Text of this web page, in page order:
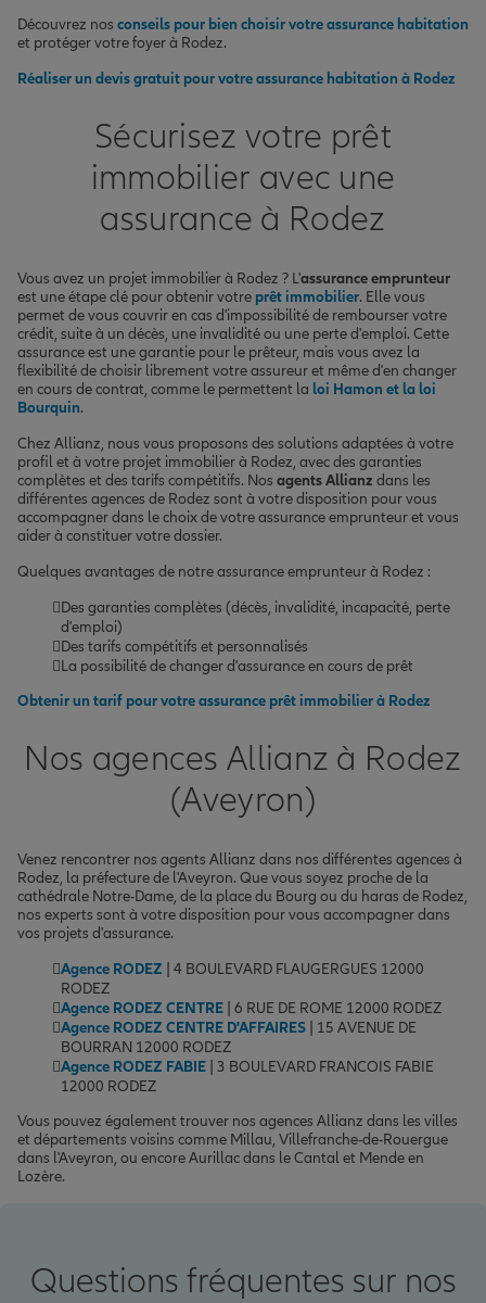
Découvrez nos conseils pour bien choisir votre assurance habitation
et protéger votre foyer à Rodez.
Réaliser un devis gratuit pour votre assurance habitation à Rodez
Sécurisez votre prêt
immobilier avec une
assurance à Rodez
Vous avez un projet immobilier à Rodez ? L'assurance emprunteur
est une étape clé pour obtenir votre prêt immobilier. Elle vous
permet de vous couvrir en cas d'impossibilité de rembourser votre
crédit, suite à un décès, une invalidité ou une perte d'emploi. Cette
assurance est une garantie pour le prêteur, mais vous avez la
flexibilité de choisir librement votre assureur et même d'en changer
en cours de contrat, comme le permettent la loi Hamon et la loi
Bourquin.
Chez Allianz, nous vous proposons des solutions adaptées à votre
profil et à votre projet immobilier à Rodez, avec des garanties
complètes et des tarifs compétitifs. Nos agents Allianz dans les
différentes agences de Rodez sont à votre disposition pour vous
accompagner dans le choix de votre assurance emprunteur et vous
aider à constituer votre dossier.
Quelques avantages de notre assurance emprunteur à Rodez :
Des garanties complètes (décès, invalidité, incapacité, perte
d'emploi)
Des tarifs compétitifs et personnalisés
La possibilité de changer d'assurance en cours de prêt
Obtenir un tarif pour votre assurance prêt immobilier à Rodez
Nos agences Allianz à Rodez
(Aveyron)
Venez rencontrer nos agents Allianz dans nos différentes agences à
Rodez, la préfecture de l'Aveyron. Que vous soyez proche de la
cathédrale Notre-Dame, de la place du Bourg ou du haras de Rodez,
nos experts sont à votre disposition pour vous accompagner dans
vos projets d'assurance.
Agence RODEZ | 4 BOULEVARD FLAUGERGUES 12000
RODEZ
Agence RODEZ CENTRE | 6 RUE DE ROME 12000 RODEZ
Agence RODEZ CENTRE D'AFFAIRES | 15 AVENUE DE
BOURRAN 12000 RODEZ
Agence RODEZ FABIE | 3 BOULEVARD FRANCOIS FABIE
12000 RODEZ
Vous pouvez également trouver nos agences Allianz dans les villes
et départements voisins comme Millau, Villefranche-de-Rouergue
dans l'Aveyron, ou encore Aurillac dans le Cantal et Mende en
Lozère.
Questions fréquentes sur nos